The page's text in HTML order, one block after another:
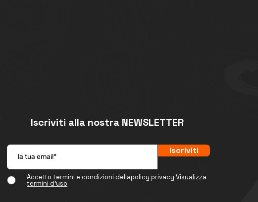
Iscriviti alla nostra NEWSLETTER
Iscriviti
Accetto termini e condizioni dellapolicy privacy Visualizza
termini d'uso